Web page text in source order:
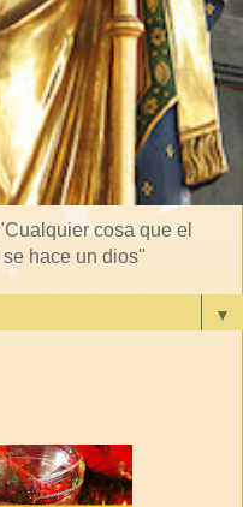
cosa que el
hace un dios"
▼